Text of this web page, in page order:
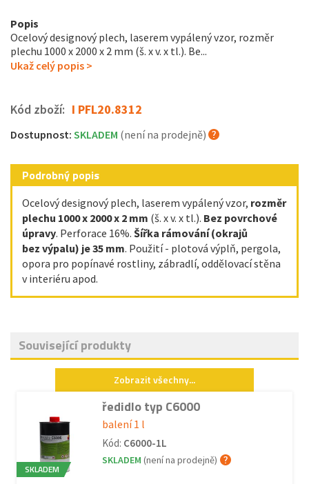
Popis
Ocelový designový plech, laserem vypálený vzor, rozměr
plechu 1000 x 2000 x 2 mm (š. x v. x tl.). Be...
Ukaž celý popis >
Kód zboží: I PFL20.8312
Dostupnost: SKLADEM (není na prodejně)
Podrobný popis
Ocelový designový plech, laserem vypálený vzor, rozměr
plechu 1000 x 2000 x 2 mm (š. x v. x tl.). Bez povrchové
úpravy. Perforace 16%. Šířka rámování (okrajů
bez výpalu) je 35 mm. Použití - plotová výplň, pergola,
opora pro popínavé rostliny, zábradlí, oddělovací stěna
v interiéru apod.
Související produkty
Zobrazit všechny...
SKLADEM
ředidlo typ C6000
balení 1 l
Kód: C6000-1L
SKLADEM (není na prodejně)